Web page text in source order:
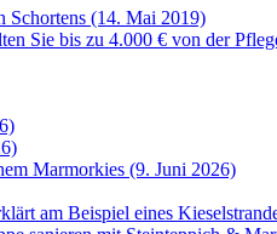
Schortens (14. Mai 2019)
Sie bis zu 4.000 € von der
Marmorkies (9. Juni 2026)
am Beispiel eines